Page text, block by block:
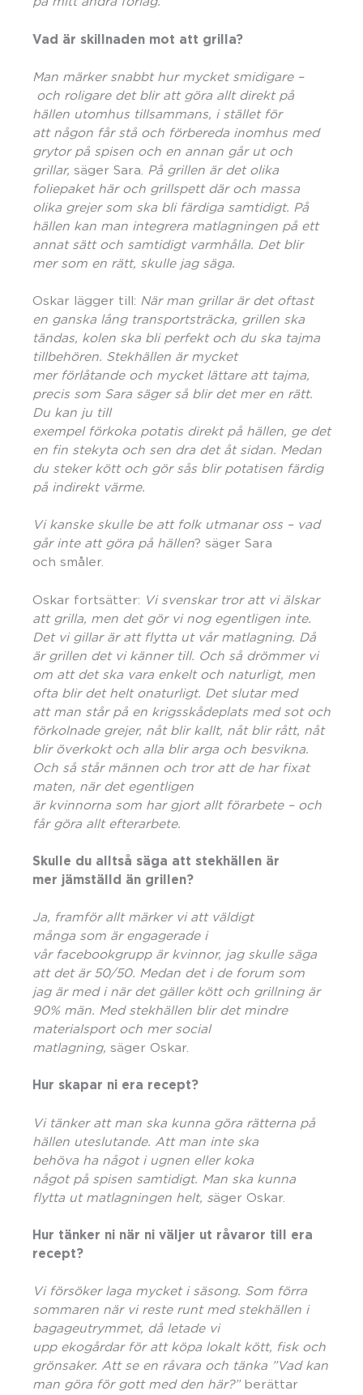
Vad är skillnaden mot att grilla?
Man märker snabbt hur mycket smidigare –
och roligare det blir att göra allt direkt på
hällen utomhus tillsammans, i stället för
att någon får stå och förbereda inomhus med
grytor på spisen och en annan går ut och
grillar, säger Sara. På grillen är det olika
foliepaket här och grillspett där och massa
olika grejer som ska bli färdiga samtidigt. På
hällen kan man integrera matlagningen på ett
annat sätt och samtidigt varmhålla. Det blir
mer som en rätt, skulle jag säga.
Oskar lägger till: När man grillar är det oftast
en ganska lång transportsträcka, grillen ska
tändas, kolen ska bli perfekt och du ska tajma
tillbehören. Stekhällen är mycket
mer förlåtande och mycket lättare att tajma,
precis som Sara säger så blir det mer en rätt.
Du kan ju till
exempel förkoka potatis direkt på hällen, ge det
en fin stekyta och sen dra det åt sidan. Medan
du steker kött och gör sås blir potatisen färdig
på indirekt värme.
Vi kanske skulle be att folk utmanar oss – vad
går inte att göra på hällen? säger Sara
och småler.
Oskar fortsätter: Vi svenskar tror att vi älskar
att grilla, men det gör vi nog egentligen inte.
Det vi gillar är att flytta ut vår matlagning. Då
är grillen det vi känner till. Och så drömmer vi
om att det ska vara enkelt och naturligt, men
ofta blir det helt onaturligt. Det slutar med
att man står på en krigsskådeplats med sot och
förkolnade grejer, nåt blir kallt, nåt blir rått, nåt
blir överkokt och alla blir arga och besvikna.
Och så står männen och tror att de har fixat
maten, när det egentligen
är kvinnorna som har gjort allt förarbete – och
får göra allt efterarbete.
Skulle du alltså säga att stekhällen är
mer jämställd än grillen?
Ja, framför allt märker vi att väldigt
många som är engagerade i
vår facebookgrupp är kvinnor, jag skulle säga
att det är 50/50. Medan det i de forum som
jag är med i när det gäller kött och grillning är
90% män. Med stekhällen blir det mindre
materialsport och mer social
matlagning, säger Oskar.
Hur skapar ni era recept?
Vi tänker att man ska kunna göra rätterna på
hällen uteslutande. Att man inte ska
behöva ha något i ugnen eller koka
något på spisen samtidigt. Man ska kunna
flytta ut matlagningen helt, säger Oskar.
Hur tänker ni när ni väljer ut råvaror till era
recept?
Vi försöker laga mycket i säsong. Som förra
sommaren när vi reste runt med stekhällen i
bagageutrymmet, då letade vi
upp ekogårdar för att köpa lokalt kött, fisk och
grönsaker. Att seen råvara och tänka ”Vad kan
man göra för gott med den här?”berättar